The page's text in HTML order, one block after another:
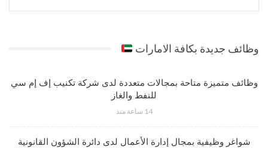
وظائف جديدة بكافة الامارات
وظائف متميزة متاحة بمجالات متعددة لدى شركة تكنيب إف إم سي
للنفط والغاز
14 ساعة منذ
شواغر وظيفية بمجال إدارة الأعمال لدى دائرة الشؤون القانونية